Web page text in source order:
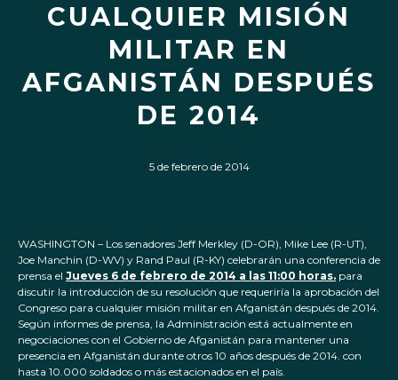
CUALQUIER MISIÓN
MILITAR EN
AFGANISTÁN DESPUÉS
DE 2014
5 de febrero de 2014
WASHINGTON – Los senadores Jeff Merkley (D-OR), Mike Lee (R-UT),
Joe Manchin (D-WV) y Rand Paul (R-KY) celebrarán una conferencia de
prensa el Jueves 6 de febrero de 2014 a las 11:00 horas. para
discutir la introducción de su resolución que requeriría la aprobación del
Congreso para cualquier misión militar en Afganistán después de 2014.
Según informes de prensa, la Administración está actualmente en
negociaciones con el Gobierno de Afganistán para mantener una
presencia en Afganistán durante otros 10 años después de 2014. con
hasta 10.000 soldados o más estacionados en el país.